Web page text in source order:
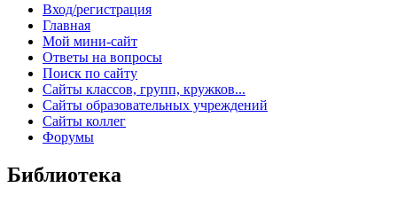
Вход/регистрация
Главная
Мой мини-сайт
Ответы на вопросы
Поиск по сайту
Сайты классов, групп, кружков...
Сайты образовательных учреждений
Сайты коллег
Форумы
Библиотека